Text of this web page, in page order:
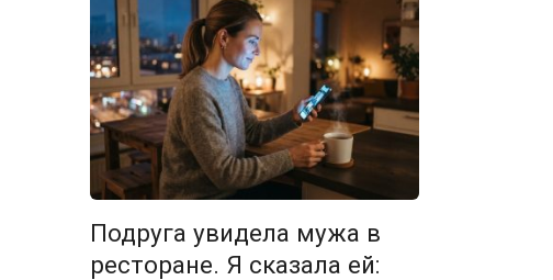
Подруга увидела мужа в
ресторане. Я сказала ей: